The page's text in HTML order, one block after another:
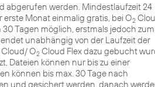
abgerufen werden. Mindestlaufzeit 24
erste Monat einmalig gratis, bei O2
Tagen möglich, erstmals jedoch
unabhängig von der Laufzeit der
Cloud/ O2 Cloud Flex dazu gebucht
Dateien können nur bis zu einer
können bis max. 30 Tage nach
und gesichert werden, danach